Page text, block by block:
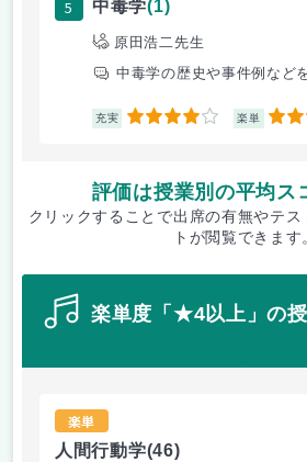
5 中毒学(1)
原田浩二先生
中毒学の歴史や事件例など
充実 4 楽単 3
評価は授業別の平均ス
クリックすることで出席の有無やテ
トが閲覧できます
楽単度「★4以上」の
楽単
人間行動学(46)